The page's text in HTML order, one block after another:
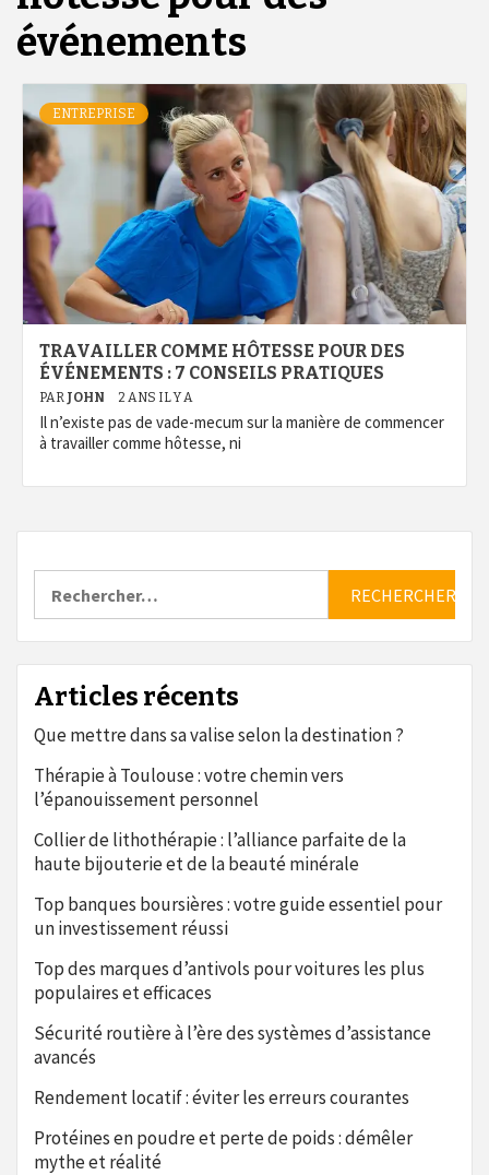
événements
ENTREPRISE
TRAVAILLER COMME HÔTESSE POUR DES
ÉVÉNEMENTS : 7 CONSEILS PRATIQUES
PAR JOHN 2 ANS IL Y A
Il n’existe pas de vade-mecum sur la manière de commencer
à travailler comme hôtesse, ni
Articles récents
Que mettre dans sa valise selon la destination ?
Thérapie à Toulouse : votre chemin vers
l’épanouissement personnel
Collier de lithothérapie : l’alliance parfaite de la
haute bijouterie et de la beauté minérale
Top banques boursières : votre guide essentiel pour
un investissement réussi
Top des marques d’antivols pour voitures les plus
populaires et efficaces
Sécurité routière à l’ère des systèmes d’assistance
avancés
Rendement locatif : éviter les erreurs courantes
Protéines en poudre et perte de poids : démêler
mythe et réalité